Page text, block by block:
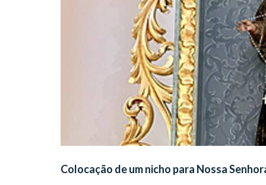
Colocação de um nicho para Nossa